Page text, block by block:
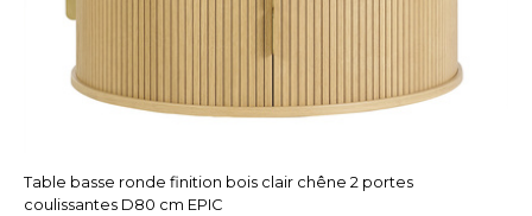
Table basse ronde finition bois clair chêne 2 portes
coulissantes D80 cm EPIC